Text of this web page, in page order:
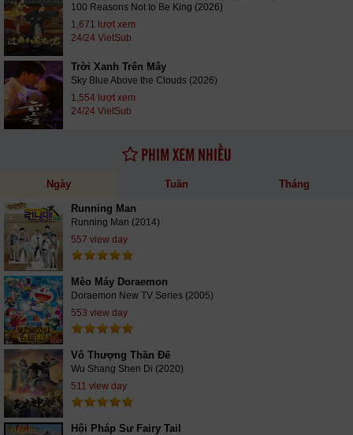
100 Reasons Not to Be King (2026)
1,671 lượt xem
24/24 VietSub
Trời Xanh Trên Mây
Sky Blue Above the Clouds (2026)
1,554 lượt xem
24/24 VietSub
PHIM XEM NHIỀU
Ngày Tuần Tháng
Running Man
Running Man (2014)
557 view day
Mèo Máy Doraemon
Doraemon New TV Series (2005)
553 view day
Vô Thượng Thần Đế
Wu Shang Shen Di (2020)
511 view day
Hội Pháp Sư Fairy Tail